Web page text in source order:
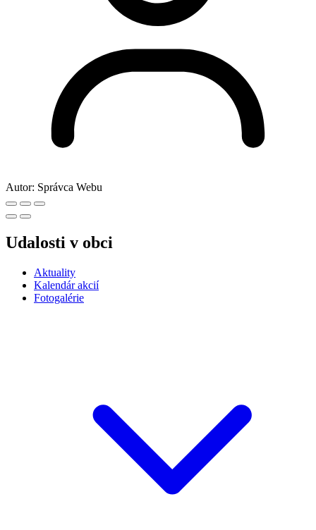
Autor: Správca Webu
Udalosti v obci
Aktuality
Kalendár akcií
Fotogalérie